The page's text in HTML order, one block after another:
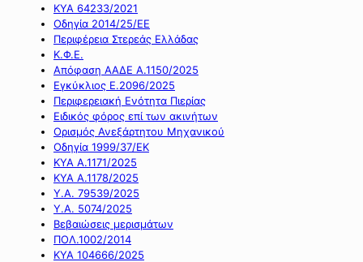
ΚΥΑ 64233/2021
Οδηγία 2014/25/ΕΕ
Περιφέρεια Στερεάς Ελλάδας
Κ.Φ.Ε.
Απόφαση ΑΑΔΕ Α.1150/2025
Εγκύκλιος Ε.2096/2025
Περιφερειακή Ενότητα Πιερίας
Ειδικός φόρος επί των ακινήτων
Ορισμός Ανεξάρτητου Μηχανικού
Οδηγία 1999/37/ΕΚ
ΚΥΑ Α.1171/2025
ΚΥΑ Α.1178/2025
Υ.Α. 79539/2025
Υ.Α. 5074/2025
Βεβαιώσεις μερισμάτων
ΠΟΛ.1002/2014
ΚΥΑ 104666/2025